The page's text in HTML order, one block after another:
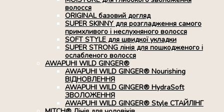
волосся
ORIGINAL базовий догляд
SUPER SKINNY для розгладження самого
примхливого і неслухняного волосся
SOFT STYLE для швидкої укладки
SUPER STRONG лінія для пошкодженого і
ослабленого волосся
AWAPUHI WILD GINGER®
AWAPUHI WILD GINGER® Nourishing
ВІДНОВЛЕННЯ
AWAPUHI WILD GINGER® HydraSoft
ЗВОЛОЖЕННЯ
AWAPUHI WILD GINGER® Style СТАЙЛІНГ